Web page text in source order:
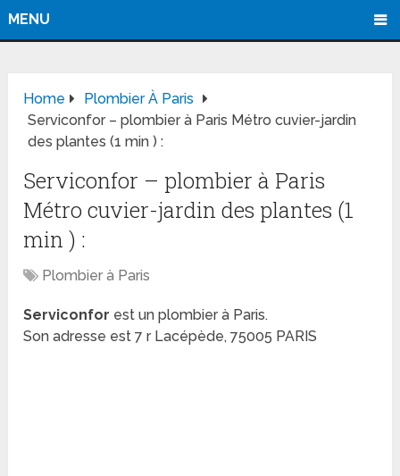
MENU
Home
Plombier À Paris
Serviconfor – plombier à Paris Métro cuvier-jardin
des plantes (1 min ) :
Serviconfor – plombier à Paris
Métro cuvier-jardin des plantes (1
min ) :
Plombier à Paris
Serviconfor est un plombier à Paris.
Son adresse est 7 r Lacépède, 75005 PARIS